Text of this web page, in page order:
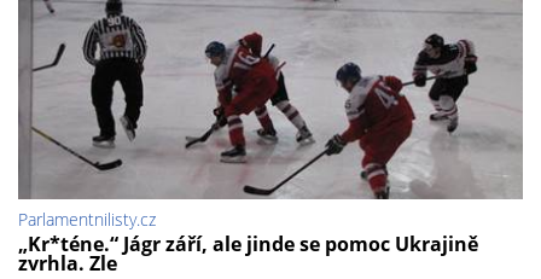
Parlamentnilisty.cz
„Kr*téne.“ Jágr září, ale jinde se pomoc Ukrajině
zvrhla. Zle